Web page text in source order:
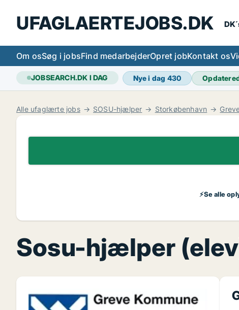
UFAGLAERTEJOBS.DK
Om osSøg i jobsFind medarbejderOpret jobKontakt os
JOBSEARCH.DK I DAG Nye i dag 430
Alle ufaglærte jobs SOSU-hjælper Storkøbenhavn
⚡Se alle
Sosu-hjælper